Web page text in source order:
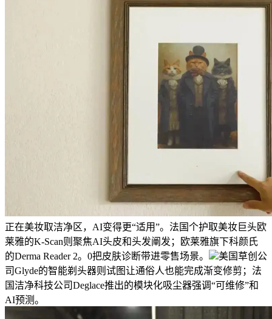
正在美妆取洁净区，AI变得更“适用”。法国个护取美妆巨头欧
莱雅的K-Scan则聚焦AI头皮和头发阐发；欧莱雅旗下科颜氏
的Derma Reader 2。0把皮肤诊断带进零售场景。
美国草创公
司Glyde的智能剃头器则试图让通俗人也能完成渐变修剪；法
国洁净科技公司Deglace推出的模块化吸尘器强调“可维修”和
AI预测。